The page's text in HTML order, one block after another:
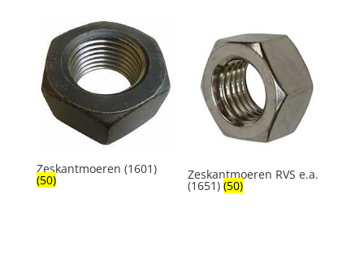
Zeskantmoeren (1601)
(50) Zeskantmoeren RVS e.a.
(1651)(50)